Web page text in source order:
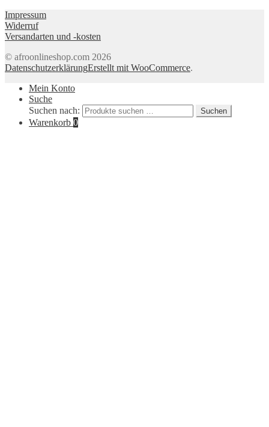
Impressum
Widerruf
Versandarten und -kosten
© afroonlineshop.com 2026
DatenschutzerklärungErstellt mit WooCommerce.
Mein Konto
Suche
Suchen nach:
Suchen
Warenkorb 0